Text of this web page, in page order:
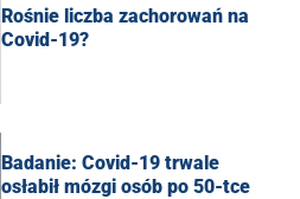
Rośnie liczba zachorowań na
Covid-19?
Badanie: Covid-19 trwale
osłabił mózgi osób po 50-tce